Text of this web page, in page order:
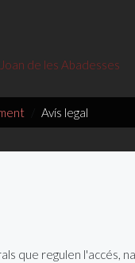
Avís legal
que regulen l'accés,